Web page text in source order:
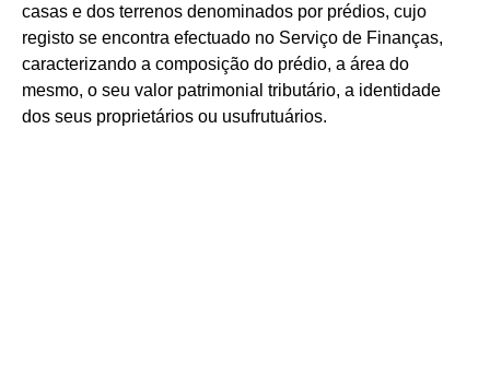
casas e dos terrenos denominados por prédios, cujo
registo se encontra efectuado no Serviço de Finanças,
caracterizando a composição do prédio, a área do
mesmo, o seu valor patrimonial tributário, a identidade
dos seus proprietários ou usufrutuários.